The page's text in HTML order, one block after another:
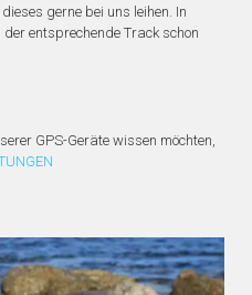
gerne bei uns leihen. In
entsprechende Track schon
GPS-Geräte wissen möchten,